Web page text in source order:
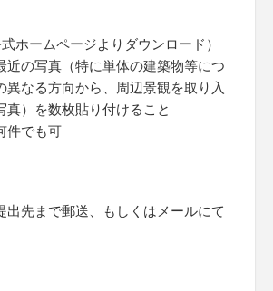
ホームページよりダウンロード）
の写真（特に単体の建築物等につ
異なる方向から、周辺景観を取り入
真）を数枚貼り付けること
件でも可
出先まで郵送、もしくはメールにて